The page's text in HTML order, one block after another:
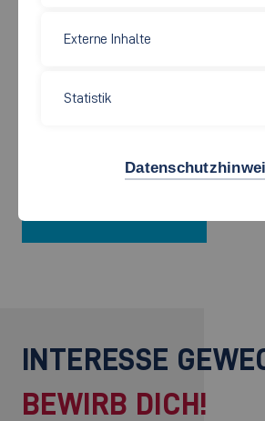
INTERESSE
BEWIRB DICH!
Externe Inhalte
Statistik